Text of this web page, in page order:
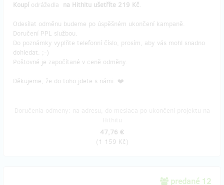
Koupí odrážedla na Hithitu ušetříte 219 Kč.
Odesílat odměnu budeme po úspěšném ukončení kampaně.
Doručení PPL službou.
Do poznámky vyplňte telefonní číslo, prosím, aby vás mohl snadno
dohledat. ;-)
Poštovné je započítané v ceně odměny.
Děkujeme, že do toho jdete s námi. ❤️
47,76 €
(1 159 Kč)
predané 12